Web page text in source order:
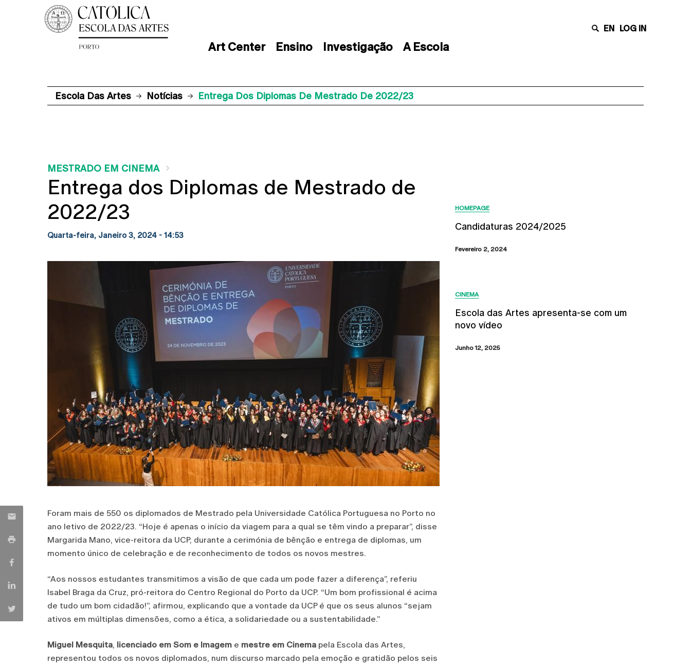
Art Center Ensino Investigação A Escola
EN LOG IN
Escola Das Artes Notícias Entrega Dos Diplomas De Mestrado De 2022/23
MESTRADO EM CINEMA
Entrega dos Diplomas de Mestrado de
2022/23
Quarta-feira, Janeiro 3, 2024 - 14:53
Foram mais de 550 os diplomados de Mestrado pela Universidade Católica Portuguesa no Porto no
ano letivo de 2022/23. “Hoje é apenas o início da viagem para a qual se têm vindo a preparar”, disse
Margarida Mano, vice-reitora da UCP, durante a cerimónia de bênção e entrega de diplomas, um
momento único de celebração e de reconhecimento de todos os novos mestres.
“Aos nossos estudantes transmitimos a visão de que cada um pode fazer a diferença”, referiu
Isabel Braga da Cruz, pró-reitora do Centro Regional do Porto da UCP. “Um bom profissional é acima
de tudo um bom cidadão!”, afirmou, explicando que a vontade da UCP é que os seus alunos “sejam
ativos em múltiplas dimensões, como a ética, a solidariedade ou a sustentabilidade.”
Miguel Mesquita, licenciado em Som e Imagem e mestre em Cinema pela Escola das Artes,
representou todos os novos diplomados, num discurso marcado pela emoção e gratidão pelos seis
HOMEPAGE
Candidaturas 2024/2025
Fevereiro 2, 2024
CINEMA
Escola das Artes apresenta-se com um
novo vídeo
Junho 12, 2025